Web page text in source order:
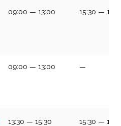
09:00 — 13:00 15:30 —
09:00 — 13:00 —
13:30 — 15:30
15:30 —